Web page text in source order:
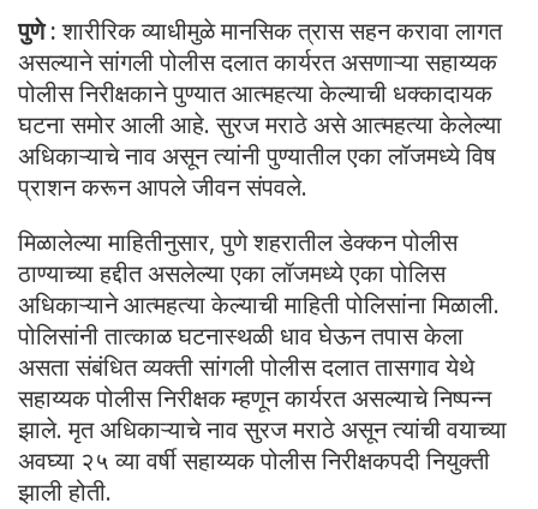
पुणे :शारीरिक व्याधीमुळे मानसिक त्रास सहन करावा लागत
असल्याने सांगली पोलीस दलात कार्यरत असणाऱ्या सहाय्यक
पोलीस निरीक्षकाने पुण्यात आत्महत्या केल्याची धक्कादायक
घटना समोर आली आहे. सुरज मराठे असे आत्महत्या केलेल्या
अधिकाऱ्याचे नाव असून त्यांनी पुण्यातील एका लॉजमध्ये विष
प्राशन करून आपले जीवन संपवले.
मिळालेल्या माहितीनुसार, पुणे शहरातील डेक्कन पोलीस
ठाण्याच्या हद्दीत असलेल्या एका लॉजमध्ये एका पोलिस
अधिकाऱ्याने आत्महत्या केल्याची माहिती पोलिसांना मिळाली.
पोलिसांनी तात्काळ घटनास्थळी धाव घेऊन तपास केला
असता संबंधित व्यक्ती सांगली पोलीस दलात तासगाव येथे
सहाय्यक पोलीस निरीक्षक म्हणून कार्यरत असल्याचे निष्पन्न
झाले. मृत अधिकाऱ्याचे नाव सुरज मराठे असून त्यांची वयाच्या
अवघ्या २५ व्या वर्षी सहाय्यक पोलीस निरीक्षकपदी नियुक्ती
झाली होती.